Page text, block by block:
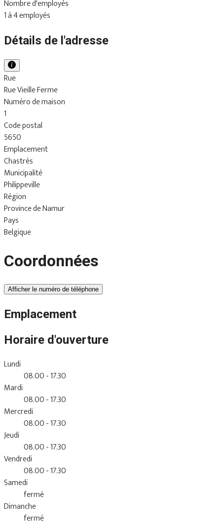
Nombre d'employés
1 à 4 employés
Détails de l'adresse
Rue
Rue Vieille Ferme
Numéro de maison
1
Code postal
5650
Emplacement
Chastrès
Municipalité
Philippeville
Région
Province de Namur
Pays
Belgique
Coordonnées
Afficher le numéro de téléphone
Emplacement
Horaire d'ouverture
Lundi
08.00 - 17.30
Mardi
08.00 - 17.30
Mercredi
08.00 - 17.30
Jeudi
08.00 - 17.30
Vendredi
08.00 - 17.30
Samedi
fermé
Dimanche
fermé